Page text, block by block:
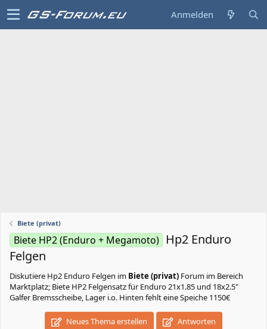
Anmelden
Biete (privat)
Biete HP2 (Enduro + Megamoto)
Hp2 Enduro
Felgen
Diskutiere Hp2 Enduro Felgen im Biete (privat) Forum im Bereich
Marktplatz; Biete HP2 Felgensatz für Enduro 21x1.85 und 18x2.5"
Galfer Bremsscheibe, Lager i.o. Hinten fehlt eine Speiche 1150€
Neues Thema erstellen Antworten